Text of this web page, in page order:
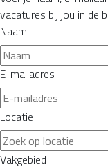
vacatures bij jou in de
Naam
E-mailadres
Locatie
Vakgebied